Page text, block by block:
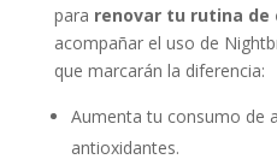
para renovar tu rutina de
acompañar el uso de
que marcarán la diferencia:
Aumenta tu consumo de
antioxidantes.